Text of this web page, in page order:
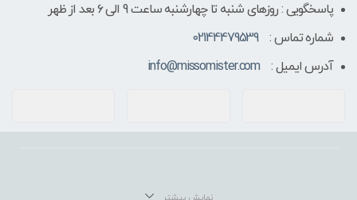
پاسخگویی : روزهای شنبه تا چهارشنبه ساعت 9 الی ۶ بعد از ظهر
شماره تماس :
02144479539
آدرس ایمیل :
info@missomister.com